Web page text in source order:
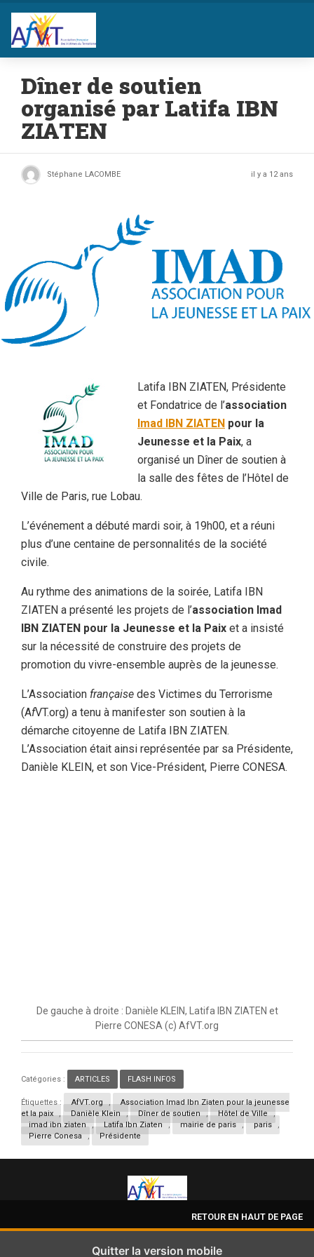
Dîner de soutien
organisé par Latifa IBN
ZIATEN
Stéphane LACOMBE il y a 12 ans
Latifa IBN ZIATEN, Présidente
et Fondatrice de l’association
Imad IBN ZIATEN pour la
Jeunesse et la Paix, a
organisé un Dîner de soutien à
la salle des fêtes de l’Hôtel de
Ville de Paris, rue Lobau.
L’événement a débuté mardi soir, à 19h00, et a réuni
plus d’une centaine de personnalités de la société
civile.
Au rythme des animations de la soirée, Latifa IBN
ZIATEN a présenté les projets de l’association Imad
IBN ZIATEN pour la Jeunesse et la Paix et a insisté
sur la nécessité de construire des projets de
promotion du vivre-ensemble auprès de la jeunesse.
L’Association française des Victimes du Terrorisme
(AfVT.org) a tenu à manifester son soutien à la
démarche citoyenne de Latifa IBN ZIATEN.
L’Association était ainsi représentée par sa Présidente,
Danièle KLEIN, et son Vice-Président, Pierre CONESA.
De gauche à droite : Danièle KLEIN, Latifa IBN ZIATEN et
Pierre CONESA (c) AfVT.org
Catégories : ARTICLES FLASH INFOS
Étiquettes : AfVT.org ,
Association Imad Ibn Ziaten pour la jeunesse
et la paix
, Danièle Klein , Dîner de soutien , Hôtel de Ville
,
imad ibn ziaten
, Latifa Ibn Ziaten , mairie de paris , paris
,
Pierre Conesa
, Présidente
RETOUR EN HAUT DE PAGE
Quitter la version mobile